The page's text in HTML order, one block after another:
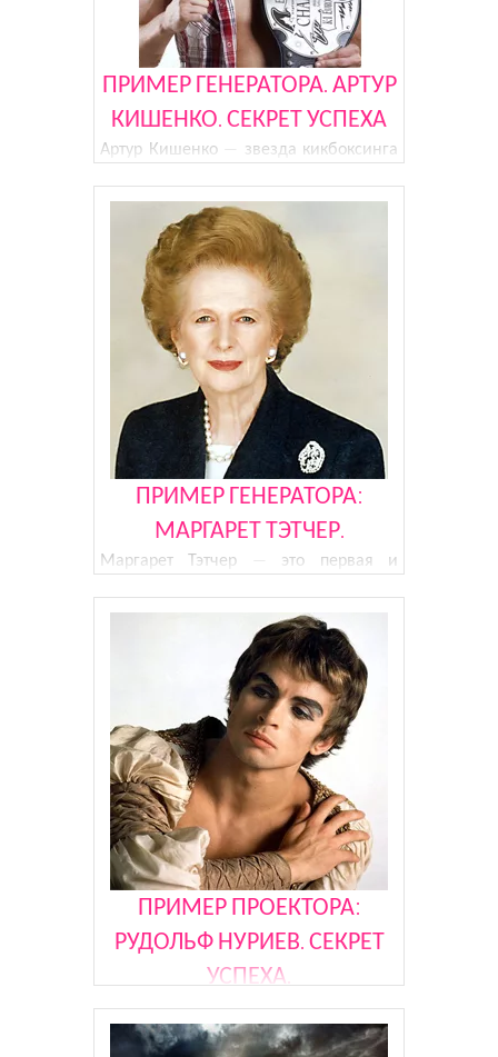
ПРИМЕР ГЕНЕРАТОРА. АРТУР
КИШЕНКО. СЕКРЕТ УСПЕХА
Артур Кишенко — звезда кикбоксинга
большой буквы, который, не смотря на
свой молодой возраст, обладает не
только всеми любительскими
титулами по тайскому боксу, но и уже
не первый год завоевывает титу
ПРИМЕР ГЕНЕРАТОРА:
МАРГАРЕТ ТЭТЧЕР.
Маргарет Тэтчер — это первая и
пост премьер-министра
Великобритании, да и вообще — это
первая женщина, которая занимала
такой пост в европейском государстве.
Ее прозвали «железная леди
ПРИМЕР ПРОЕКТОРА:
РУДОЛЬФ НУРИЕВ. СЕКРЕТ
УСПЕХА.
Рудольф Нуриев — один из самых
известных артистов балета XX века. В